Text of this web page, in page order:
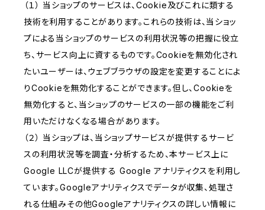
（１） 当ショップのサービスは、Cookie及びこれに類する
技術を利用することがあります。これらの技術は、当ショッ
プによる当ショップのサービスの利用状況等の把握に役立
ち、サービス向上に資するものです。Cookieを無効化され
たいユーザーは、ウェブブラウザの設定を変更することによ
りCookieを無効化することができます。但し、Cookieを
無効化すると、当ショップのサービスの一部の機能をご利
用いただけなくなる場合があります。
（２） 当ショップは、当ショップサービスが提供するサービ
スの利用状況等を調査・分析するため、本サービス上に
Google LLCが提供する Google アナリティクスを利用し
ています。Googleアナリティクスでデータが収集、処理さ
れる仕組みその他Googleアナリティクスの詳しい情報に